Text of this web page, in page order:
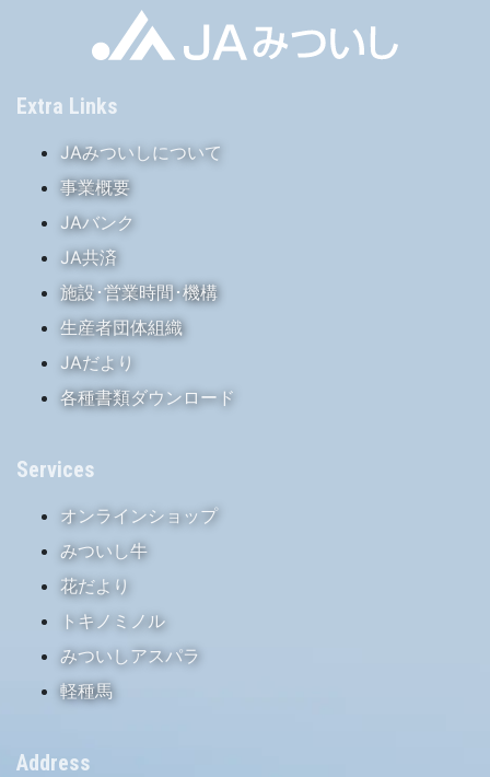
Extra Links
JAみついしについて
事業概要
JAバンク
JA共済
施設･営業時間･機構
生産者団体組織
JAだより
各種書類ダウンロード
Services
オンラインショップ
みついし牛
花だより
トキノミノル
みついしアスパラ
軽種馬
Address